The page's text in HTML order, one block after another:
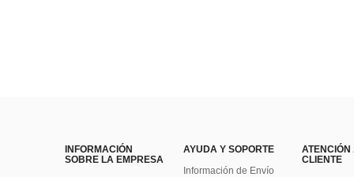
INFORMACIÓN
SOBRE LA EMPRESA
AYUDA Y SOPORTE
Información de Envío
ATENCIÓN
CLIENTE